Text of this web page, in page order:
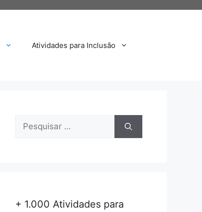
Atividades para Inclusão
Pesquisar
+ 1.000 Atividades para